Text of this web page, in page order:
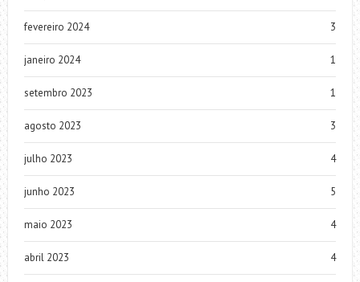
fevereiro 2024 3
janeiro 2024 1
setembro 2023 1
agosto 2023 3
julho 2023 4
junho 2023 5
maio 2023 4
abril 2023 4